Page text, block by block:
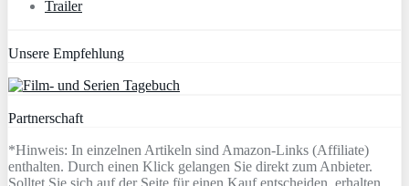
Trailer
Unsere Empfehlung
Partnerschaft
*Hinweis: In einzelnen Artikeln sind Amazon-Links (Affiliate)
enthalten. Durch einen Klick gelangen Sie direkt zum Anbieter.